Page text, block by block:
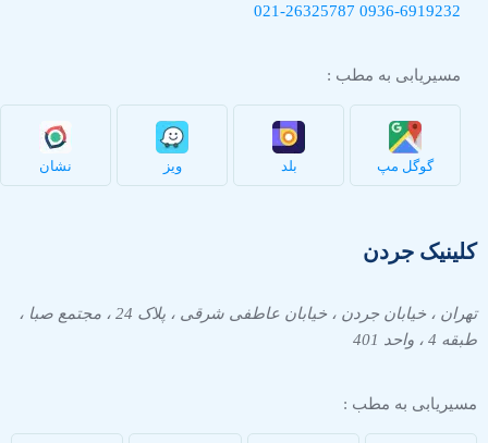
0936-6919232
021-26325787
مسیریابی به مطب :
گوگل مپ بلد ویز نشان
کلینیک جردن
تهران ، خیابان جردن ، خیابان عاطفی شرقی ، پلاک 24 ، مجتمع صبا ،
طبقه 4 ، واحد 401
مسیریابی به مطب :